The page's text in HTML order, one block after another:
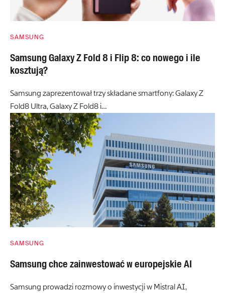
SAMSUNG
Samsung Galaxy Z Fold 8 i Flip 8: co nowego i ile
kosztują?
Samsung zaprezentował trzy składane smartfony: Galaxy Z
Fold8 Ultra, Galaxy Z Fold8 i…
SAMSUNG
Samsung chce zainwestować w europejskie AI
Samsung prowadzi rozmowy o inwestycji w Mistral AI,